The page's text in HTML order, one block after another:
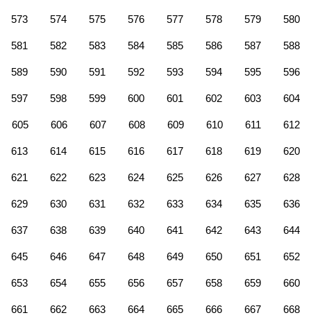
573 574 575 576 577 578 579 580
581 582 583 584 585 586 587 588
589 590 591 592 593 594 595 596
597 598 599 600 601 602 603 604
605 606 607 608 609 610 611 612
613 614 615 616 617 618 619 620
621 622 623 624 625 626 627 628
629 630 631 632 633 634 635 636
637 638 639 640 641 642 643 644
645 646 647 648 649 650 651 652
653 654 655 656 657 658 659 660
661 662 663 664 665 666 667 668